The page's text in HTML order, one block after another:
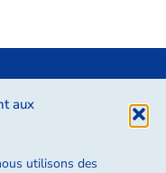
aux
utilisons des